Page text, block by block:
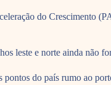
do Crescimento
leste e norte ainda não
do país rumo ao